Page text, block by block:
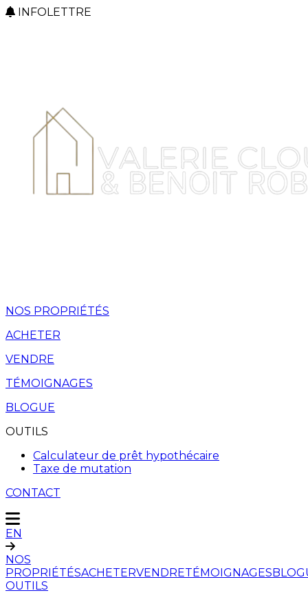
INFOLETTRE
NOS PROPRIÉTÉS
ACHETER
VENDRE
TÉMOIGNAGES
BLOGUE
OUTILS
Calculateur de prêt hypothécaire
Taxe de mutation
CONTACT
EN
NOS
PROPRIÉTÉSACHETERVENDRETÉMOIGNAGES
OUTILS